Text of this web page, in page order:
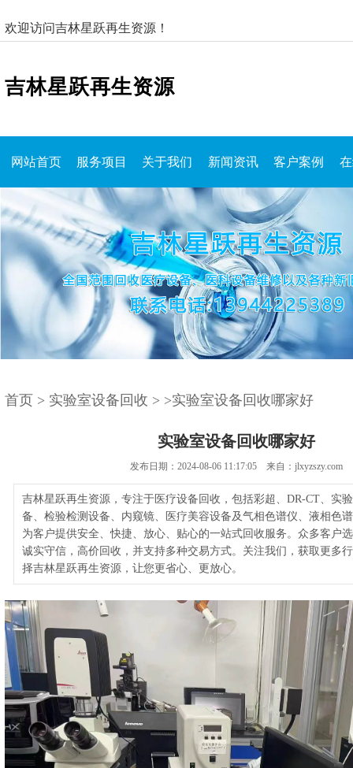
欢迎访问吉林星跃再生资源！
吉林星跃再生资源
网站首页 服务项目 关于我们 新闻资讯 客户案例
首页 > 实验室设备回收 > >实验室设备回收哪家好
实验室设备回收哪家好
发布日期：2024-08-06 11:17:05 来自：jlxyzszy.com
吉林星跃再生资源，专注于医疗设备回收，包括彩超、DR-CT、实
备、检验检测设备、内窥镜、医疗美容设备及气相色谱仪、液相色
为客户提供安全、快捷、放心、贴心的一站式回收服务。众多客户
诚实守信，高价回收，并支持多种交易方式。关注我们，获取更多
择吉林星跃再生资源，让您更省心、更放心。